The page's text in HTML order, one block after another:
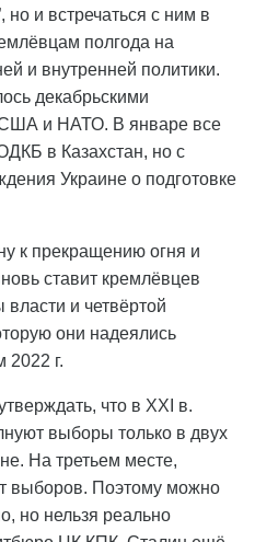
но и встречаться с ним в
полгода на
и внутренней политики.
декабрьскими
США и НАТО. В январе все
в Казахстан, но с
Украине о подготовке
к прекращению огня и
ставит кремлёвцев
и четвёртой
они надеялись
2022 г.
что в ХХI в.
выборы только в двух
На третьем месте,
выборов. Поэтому можно
но нельзя реально